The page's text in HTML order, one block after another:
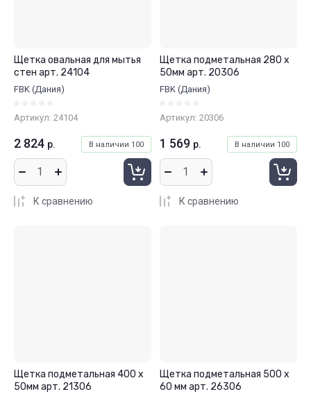
Щетка овальная для мытья
стен арт. 24104
FBK (Дания)
Артикул: 24104
В наличии 100
2 824 р.
К сравнению
Щетка подметальная 280 x
50мм арт. 20306
FBK (Дания)
Артикул: 20306
В наличии 100
1 569 р.
К сравнению
Щетка подметальная 400 x
50мм арт. 21306
Щетка подметальная 500 x
60 мм арт. 26306